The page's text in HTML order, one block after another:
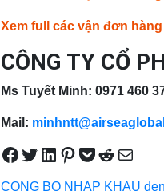
Xem full các vận đơn
CÔNG TY CỔ
Ms Tuyết Minh: 0971 460
Mail:
Share on Facebook
Tweet on Twitter
Share on LinkedIn
Pin on Pinterest
Save to pocket
Share on Reddit
Share via Email
CONG BO NHAP KHAU